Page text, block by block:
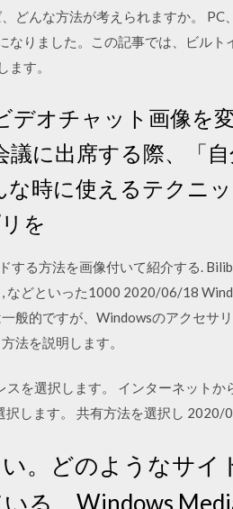
どんな方法が考えられますか。 PC
なりました。この記事では、ビルト
す。
デオチャット画像を
に出席する際、「
時に使えるテクニ
を
る方法を画像付いて紹介する.
, などといった1000 2020/06/18
般的ですが、Windowsのアクセサ
法を説明します。
を選択します。 インターネットか
択します。 共有方法を選択し 2020/
。どのようなサイ
る、Windows